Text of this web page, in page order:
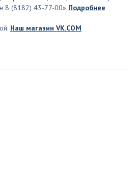
8 (8182) 43-77-00» Подробнее
Наш магазин VK.COM